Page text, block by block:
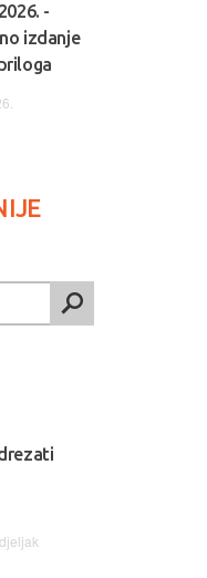
-
izdanje